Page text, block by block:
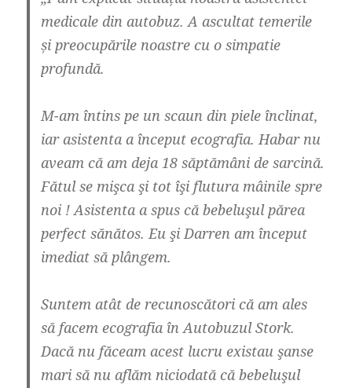
medicale din autobuz. A ascultat temerile
și preocupările noastre cu o simpatie
profundă.
M-am întins pe un scaun din piele înclinat,
iar asistenta a început ecografia. Habar nu
aveam că am deja 18 săptămâni de sarcină.
Fătul se mişca şi tot îşi flutura mâinile spre
noi ! Asistenta a spus că bebeluşul părea
perfect sănătos. Eu şi Darren am început
imediat să plângem.
Suntem atât de recunoscători că am ales
să facem ecografia în Autobuzul Stork.
Dacă nu făceam acest lucru existau şanse
mari să nu aflăm niciodată că bebeluşul